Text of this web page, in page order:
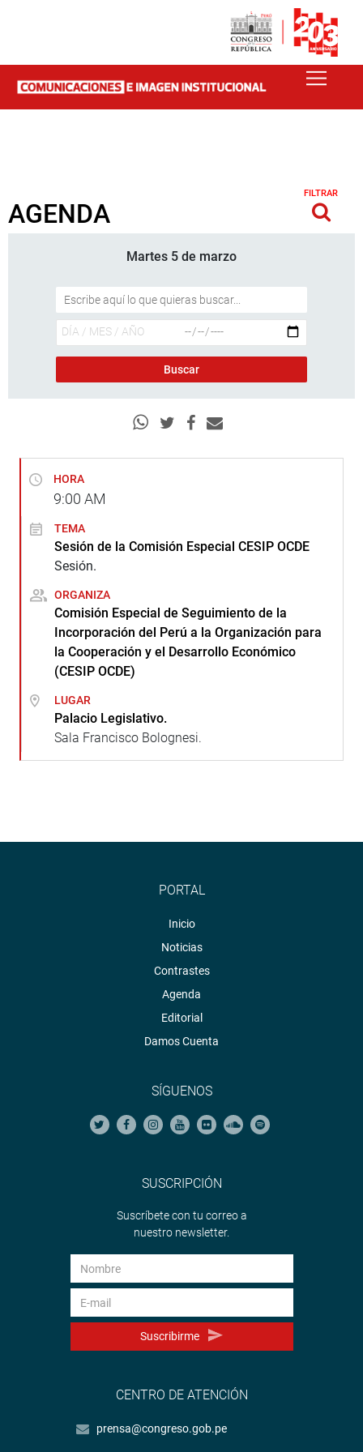
AGENDA
FILTRAR
Martes 5 de marzo
HORA
9:00 AM
TEMA
Sesión de la Comisión Especial CESIP OCDE
Sesión.
ORGANIZA
Comisión Especial de Seguimiento de la
Incorporación del Perú a la Organización para
la Cooperación y el Desarrollo Económico
(CESIP OCDE)
LUGAR
Palacio Legislativo.
Sala Francisco Bolognesi.
PORTAL
Inicio
Noticias
Contrastes
Agenda
Editorial
Damos Cuenta
SÍGUENOS
SUSCRIPCIÓN
Suscríbete con tu correo a
nuestro newsletter.
Suscribirme
CENTRO DE ATENCIÓN
prensa@congreso.gob.pe